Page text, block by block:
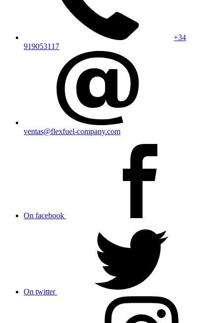
+34
919053117
ventas@flexfuel-company.com
On facebook
On twitter